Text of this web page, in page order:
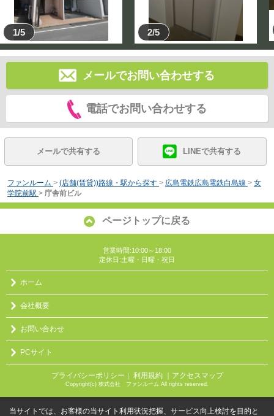
1/5 2/5
メールでお問い合わせする
電話でお問い合わせする
メールで共有する LINEで共有する
ファンルーム > (店舗(賃貸))路線・駅から探す > 広島電鉄広島電鉄白島線 > 女
学院前駅 > 庁舎前ビル
ページトップに戻る
営業時間:10:00～18:00
定休日:土曜・日曜・祝日
ホーム
会社概要
お問い合わせ
PCサイト
プライバシーポリシー ｜ 利用規約 ｜アクセスマップ
Copyright(c) 株式会社 ファンルーム All rights reserved.
当サイトでは、お客様の当サイト利用状況把握、サービス向上検討を目的と